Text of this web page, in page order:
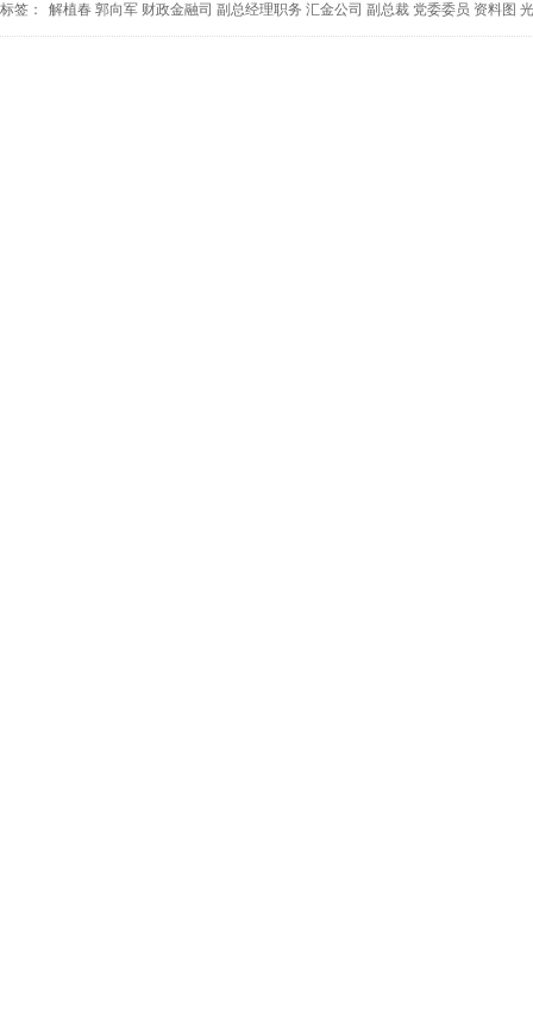
标签： 解植春 郭向军 财政金融司 副总经理职务 汇金公司 副总裁 党委委员 资料图